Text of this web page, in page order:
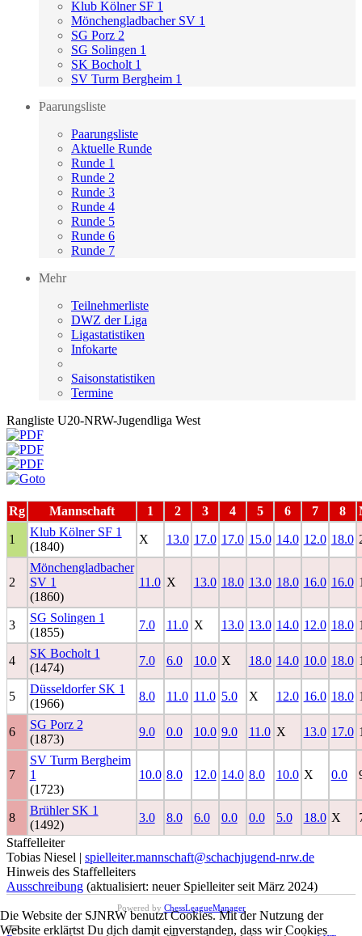
Klub Kölner SF 1
Mönchengladbacher SV 1
SG Porz 2
SG Solingen 1
SK Bocholt 1
SV Turm Bergheim 1
Paarungsliste
Paarungsliste
Aktuelle Runde
Runde 1
Runde 2
Runde 3
Runde 4
Runde 5
Runde 6
Runde 7
Mehr
Teilnehmerliste
DWZ der Liga
Ligastatistiken
Infokarte
Saisonstatistiken
Termine
Rangliste U20-NRW-Jugendliga West
Rg Mannschaft 1 2 3 4 5 6 7 8
1
Klub Kölner SF 1
(1840)
X 13.0 17.0 17.0 15.0 14.0 12.0 18.0
2
Mönchengladbacher
SV 1
(1860)
11.0 X 13.0 18.0 13.0 18.0 16.0 16.0
3
SG Solingen 1
(1855)
7.0 11.0 X 13.0 13.0 14.0 12.0 18.0
4
SK Bocholt 1
(1474)
7.0 6.0 10.0 X 18.0 14.0 10.0 18.0
5
Düsseldorfer SK 1
(1966)
8.0 11.0 11.0 5.0 X 12.0 16.0 18.0
6
SG Porz 2
(1873)
9.0 0.0 10.0 9.0 11.0 X 13.0 17.0
7
SV Turm Bergheim
1
(1723)
10.0 8.0 12.0 14.0 8.0 10.0 X 0.0
8
Brühler SK 1
(1492)
3.0 8.0 6.0 0.0 0.0 5.0 18.0 X
Staffelleiter
Tobias Niesel | spielleiter.mannschaft@schachjugend-nrw.de
Hinweis des Staffelleiters
Ausschreibung (aktualisiert: neuer Spielleiter seit März 2024)
Powered by ChessLeagueManager
Die Website der SJNRW benutzt Cookies. Mit der Nutzung der
Website erklärtst Du dich damit einverstanden, dass wir Cookies